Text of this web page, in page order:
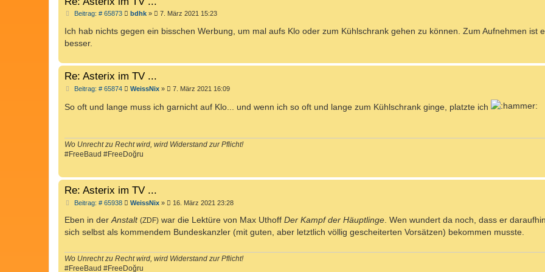
Beitrag: # 65873B
i
t
bdhk» 7. März 2021 15:23
Ich hab nichts gegen ein bisschen Werbung, um mal aufs Klo oder zum Kühlschrank gehen zu können. Zum Aufnehmen ist
besser.
Re: Asterix im TV ...
Beitrag: # 65874B
t
WeissNix» 7. März 2021 16:09
So oft und lange muss ich garnicht auf Klo... und wenn ich so oft und lange zum Kühlschrank ginge, platzte ich
Wo Unrecht zu Recht wird, wird Widerstand zur Pflicht!
#FreeBaud #FreeDoğru
Re: Asterix im TV ...
Beitrag: # 65938B
i
r
WeissNix» 16. März 2021 23:28
Eben in derAnstalt (ZDF) war die Lektüre von Max Uthoff Der Kampf der Häuptlinge. Wen wundert da noch, dass er
sich selbst als kommendem Bundeskanzler (mit guten, aber letztlich völlig gescheiterten Vorsätzen) bekommen musste.
Wo Unrecht zu Recht wird, wird Widerstand zur Pflicht!
#FreeBaud #FreeDoğru